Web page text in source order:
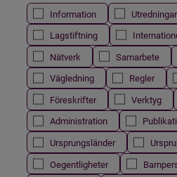
Information Utredningar
Lagstiftning
Nätverk
Samarbete
Vägledning
Regler
Föreskrifter
Verktyg
Administration
Ursprungsländer
Oegentligheter